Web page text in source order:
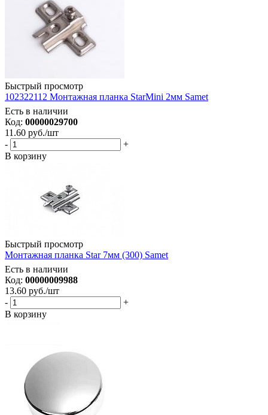
Быстрый просмотр
102322112 Монтажная планка StarMini 2мм Samet
Есть в наличии
Код: 00000029700
11.60 руб./шт
-
+
В корзину
Быстрый просмотр
Монтажная планка Star 7мм (300) Samet
Есть в наличии
Код: 00000009988
13.60 руб./шт
-
+
В корзину